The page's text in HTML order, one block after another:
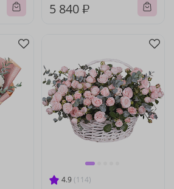
5 840 ₽
4.9 (114)